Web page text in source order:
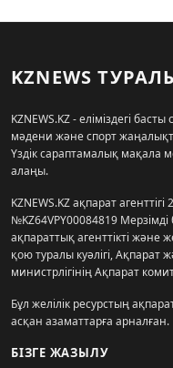
KZNEWS
KZNEWS.KZ - еліміздегі
мәдени және спорт
Үздік сараптамалық
алаңы.
KZNEWS.KZ ақпарат
№KZ64VPY00084819
ақпараттық агенттікті және
қою туралы куәлігі, Ақпарат
министрлігінің Ақпарат
Бұл желілік ресурстың
асқан азаматтарға арналған.
БІЗГЕ ЖАЗЫЛУ